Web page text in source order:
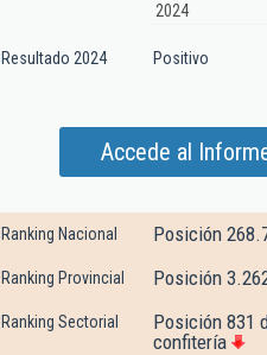
2024
Resultado 2024 Positivo
Accede al
Ranking Nacional Posición
Ranking Provincial Posición
Ranking Sectorial
Posición 831
confitería